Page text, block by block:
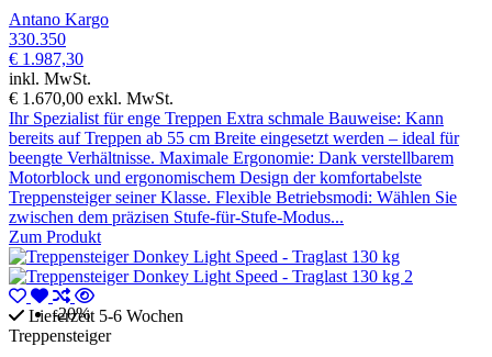
Antano Kargo
330.350
€ 1.987,30
inkl. MwSt.
€ 1.670,00 exkl. MwSt.
Ihr Spezialist für enge Treppen Extra schmale Bauweise: Kann
bereits auf Treppen ab 55 cm Breite eingesetzt werden – ideal für
beengte Verhältnisse. Maximale Ergonomie: Dank verstellbarem
Motorblock und ergonomischem Design der komfortabelste
Treppensteiger seiner Klasse. Flexible Betriebsmodi: Wählen Sie
zwischen dem präzisen Stufe-für-Stufe-Modus...
Zum Produkt
-20%
Lieferzeit 5-6 Wochen
Treppensteiger